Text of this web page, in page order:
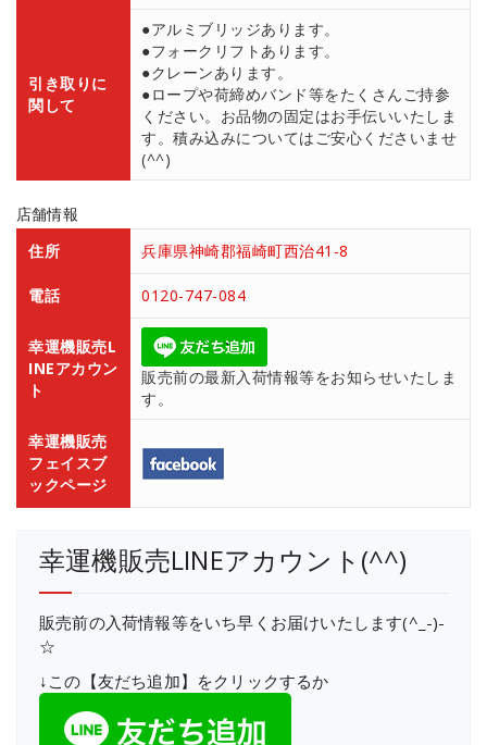
引き取りに
関して
●アルミブリッジあります。
●フォークリフトあります。
●クレーンあります。
●ロープや荷締めバンド等をたくさんご持参
ください。お品物の固定はお手伝いいたしま
す。積み込みについてはご安心くださいませ
(^^)
店舗情報
住所
兵庫県神崎郡福崎町西治41-8
電話 0120-747-084
幸運機販売L
INEアカウン
ト
販売前の最新入荷情報等をお知らせいたしま
す。
幸運機販売
フェイスブ
ックページ
幸運機販売LINEアカウント(^^)
販売前の入荷情報等をいち早くお届けいたします(^_-)-
☆
↓この【友だち追加】をクリックするか